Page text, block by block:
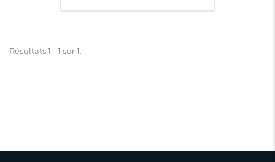
Résultats 1 - 1 sur 1.